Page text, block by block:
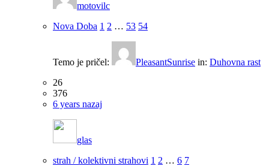
motovilc
Nova Doba 1 2 … 53 54
Temo je pričel: PleasantSunrise in: Duhovna rast
26
376
6 years nazaj
glas
strah / kolektivni strahovi 1 2 … 6 7